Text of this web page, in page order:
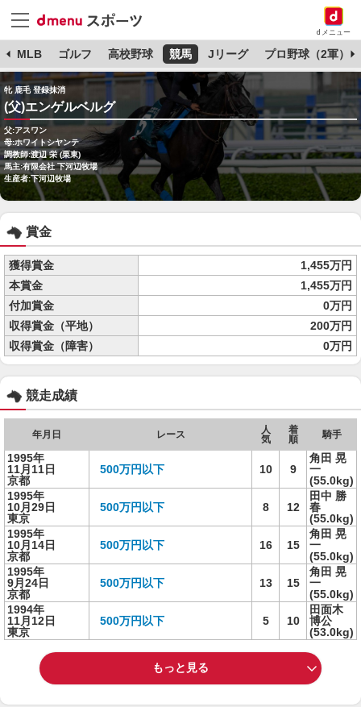
dメニュー
MLB ゴルフ 高校野球 競馬 Jリーグ プロ野球（2軍）
牝 鹿毛 登録抹消
(父)エンゲルベルグ
父:アスワン
母:ホワイトシヤンテ
調教師:渡辺 栄 (栗東)
馬主:有限会社 下河辺牧場
生産者:下河辺牧場
賞金
獲得賞金
1,455万円
本賞金
1,455万円
付加賞金
0万円
収得賞金（平地）
200万円
収得賞金（障害）
0万円
競走成績
年月日 レース
人
気
着
順
騎手
1995年
11月11日
京都
500万円以下 10 9
角田 晃
一
(55.0kg)
1995年
10月29日
東京
500万円以下 8 12
田中 勝
春
(55.0kg)
1995年
10月14日
京都
500万円以下 16 15
角田 晃
一
(55.0kg)
1995年
9月24日
京都
500万円以下 13 15
角田 晃
一
(55.0kg)
1994年
11月12日
東京
500万円以下 5 10
田面木
博公
(53.0kg)
もっと見る